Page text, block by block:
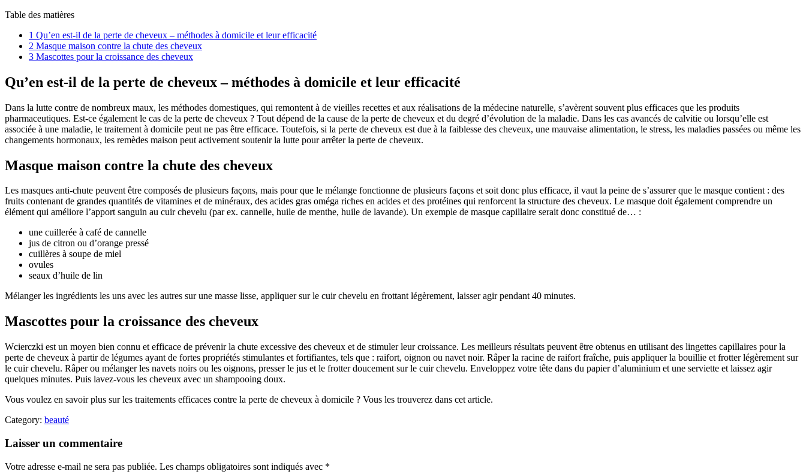
Table des matières
1 Qu’en est-il de la perte de cheveux – méthodes à domicile et leur efficacité
2 Masque maison contre la chute des cheveux
3 Mascottes pour la croissance des cheveux
Qu’en est-il de la perte de cheveux – méthodes à domicile et leur efficacité
Dans la lutte contre de nombreux maux, les méthodes domestiques, qui remontent à de vieilles recettes et aux réalisations de la médecine naturelle, s’avèrent souvent plus efficaces que les produits
pharmaceutiques. Est-ce également le cas de la perte de cheveux ? Tout dépend de la cause de la perte de cheveux et du degré d’évolution de la maladie. Dans les cas avancés de calvitie ou lorsqu’elle est
associée à une maladie, le traitement à domicile peut ne pas être efficace. Toutefois, si la perte de cheveux est due à la faiblesse des cheveux, une mauvaise alimentation, le stress, les maladies passées ou même les
changements hormonaux, les remèdes maison peut activement soutenir la lutte pour arrêter la perte de cheveux.
Masque maison contre la chute des cheveux
Les masques anti-chute peuvent être composés de plusieurs façons, mais pour que le mélange fonctionne de plusieurs façons et soit donc plus efficace, il vaut la peine de s’assurer que le masque contient : des
fruits contenant de grandes quantités de vitamines et de minéraux, des acides gras oméga riches en acides et des protéines qui renforcent la structure des cheveux. Le masque doit également comprendre un
élément qui améliore l’apport sanguin au cuir chevelu (par ex. cannelle, huile de menthe, huile de lavande). Un exemple de masque capillaire serait donc constitué de… :
une cuillerée à café de cannelle
jus de citron ou d’orange pressé
cuillères à soupe de miel
ovules
seaux d’huile de lin
Mélanger les ingrédients les uns avec les autres sur une masse lisse, appliquer sur le cuir chevelu en frottant légèrement, laisser agir pendant 40 minutes.
Mascottes pour la croissance des cheveux
Wcierczki est un moyen bien connu et efficace de prévenir la chute excessive des cheveux et de stimuler leur croissance. Les meilleurs résultats peuvent être obtenus en utilisant des lingettes capillaires pour la
perte de cheveux à partir de légumes ayant de fortes propriétés stimulantes et fortifiantes, tels que : raifort, oignon ou navet noir. Râper la racine de raifort fraîche, puis appliquer la bouillie et frotter légèrement sur
le cuir chevelu. Râper ou mélanger les navets noirs ou les oignons, presser le jus et le frotter doucement sur le cuir chevelu. Enveloppez votre tête dans du papier d’aluminium et une serviette et laissez agir
quelques minutes. Puis lavez-vous les cheveux avec un shampooing doux.
Vous voulez en savoir plus sur les traitements efficaces contre la perte de cheveux à domicile ? Vous les trouverez dans cet article.
Category: beauté
Laisser un commentaire
Votre adresse e-mail ne sera pas publiée. Les champs obligatoires sont indiqués avec *